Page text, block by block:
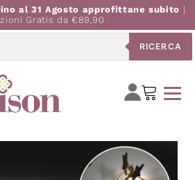
al 31 Agosto approfittane subito |
Gratis da €89,90
RICERCA